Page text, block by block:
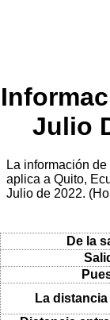
Julio
La información
aplica a Quito,
Julio de 2022.
De la
La